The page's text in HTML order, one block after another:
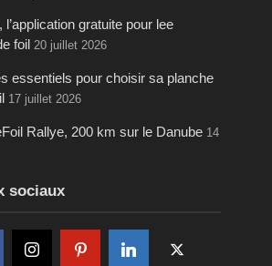
l’application gratuite pour lee
foil 20 juillet 2026
essentiels pour choisir sa planche
17 juillet 2026
Rallye, 200 km sur le Danube 14
sociaux